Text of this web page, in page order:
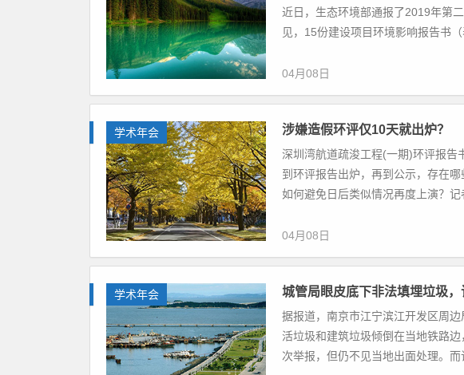
近日，生态环境部通报了2019年第
见，15份建设项目环境影响报告书（
04月08日
学术年会 涉嫌造假环评仅10天就出炉？
深圳湾航道疏浚工程(一期)环评报告
到环评报告出炉，再到公示，存在
如何避免日后类似情况再度上演？记
04月08日
学术年会 城管局眼皮底下非法填埋垃圾，
据报道，南京市江宁滨江开发区周
活垃圾和建筑垃圾倾倒在当地铁路
次举报，但仍不见当地出面处理。而